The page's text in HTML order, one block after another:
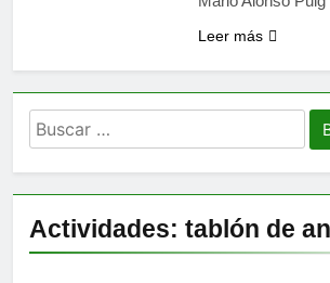
Leer más
Buscar:
Actividades: tablón de